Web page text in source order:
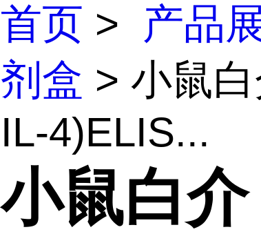
首页 > 产品
剂盒 > 小鼠
IL-4)ELIS...
小鼠白介